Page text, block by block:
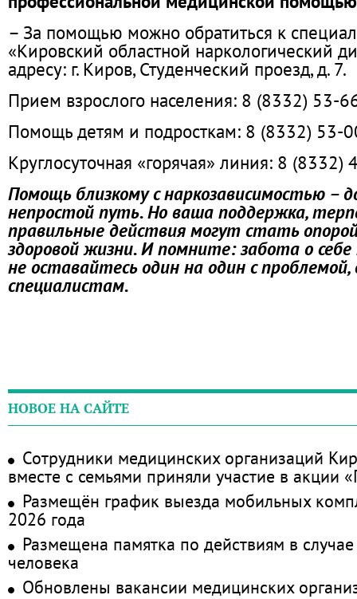
– За помощью можно обратиться к
«Кировский областной наркологический
адресу: г. Киров, Студенческий проезд, д. 7.
Прием взрослого населения: 8 (8332) 53-
Помощь детям и подросткам: 8 (8332) 53-
Круглосуточная «горячая» линия: 8 (8332)
Помощь близкому с наркозависимостью –
непростой путь. Но ваша поддержка,
правильные действия могут стать
здоровой жизни. И помните: забота о
не оставайтесь один на один с
специалистам.
НОВОЕ НА САЙТЕ
Сотрудники медицинских организаций
вместе с семьями приняли участие в акции
Размещён график выезда мобильных
2026 года
Размещена памятка по действиям в
человека
Обновлены вакансии медицинских